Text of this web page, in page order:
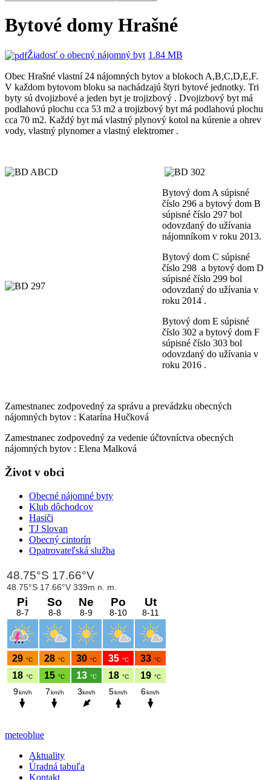
Bytové domy Hrašné
Žiadosť o obecný nájomný byt 1.84 MB
Obec Hrašné vlastní 24 nájomných bytov a blokoch A,B,C,D,E,F.
V každom bytovom bloku sa nachádzajú štyri bytové jednotky. Tri
byty sú dvojizbové a jeden byt je trojizbový . Dvojizbový byt má
podlahovú plochu cca 53 m2 a trojizbový byt má podlahovú plochu
cca 70 m2. Každý byt má vlastný plynový kotol na kúrenie a ohrev
vody, vlastný plynomer a vlastný elektromer .
Bytový dom A súpisné
číslo 296 a bytový dom B
súpisné číslo 297 bol
odovzdaný do užívania
nájomníkom v roku 2013.
Bytový dom C súpisné
číslo 298 a bytový dom D
súpisné číslo 299 bol
odovzdaný do užívania v
roku 2014 .
Bytový dom E súpisné
číslo 302 a bytový dom F
súpisné číslo 303 bol
odovzdaný do užívania v
roku 2016 .
Zamestnanec zodpovedný za správu a prevádzku obecných
nájomných bytov : Katarína Hučková
Zamestnanec zodpovedný za vedenie účtovníctva obecných
nájomných bytov : Elena Malková
Život v obci
Obecné nájomné byty
Klub dôchodcov
Hasiči
TJ Slovan
Obecný cintorín
Opatrovateľská služba
meteoblue
Aktuality
Úradná tabuľa
Kontakt